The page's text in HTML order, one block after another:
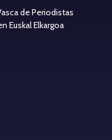
de Periodistas
Euskal Elkargoa